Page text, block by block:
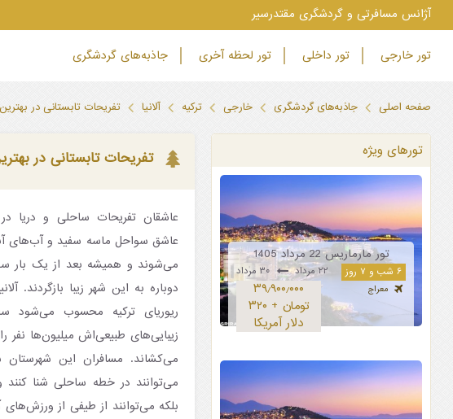
‫آژانس مسافرتی و گردشگری مقتدرسیر
تور خارجی تور داخلی تور لحظه آخری جاذبه‌های گردشگری
صفحه اصلی جاذبه‌های گردشگری خارجی ترکیه آلانیا تفریحات تابستانی در
تفریحات تابستانی در
عاشقان تفریحات ساحلی و دریا در
عاشق سواحل ماسه سفید و آب‌های
می‌شوند و همیشه بعد از یک بار
دوباره به این شهر زیبا بازگردند.
ریوریای ترکیه محسوب می‌شود
زیبایی‌های طبیعی‌اش میلیون‌ها
می‌کشاند. مسافران این شهرستان
می‌توانند در خطه ساحلی شنا کنند
بلکه می‌توانند از طیفی از ورزش‌های
تورهای ویژه
تور مارماریس 22 مرداد 1405
۶ شب و ۷ روز ۲۲ مرداد
معراج
۳۹٫۹۰۰٫۰۰۰
تومان + ۳۲۰
دلار آمریکا